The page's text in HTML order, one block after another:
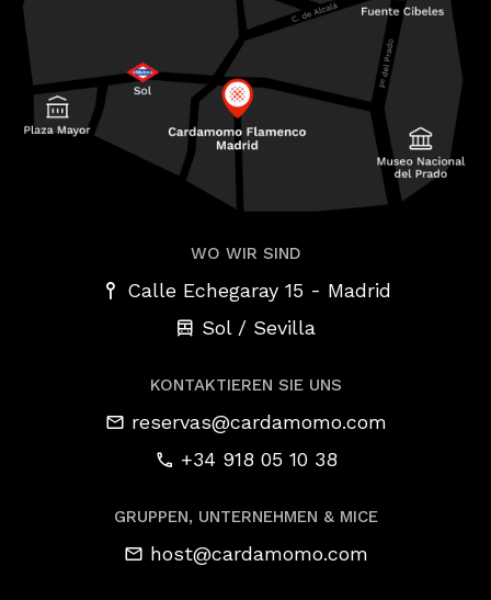
WO WIR SIND
Calle Echegaray 15 - Madrid
Sol / Sevilla
KONTAKTIEREN SIE UNS
reservas@cardamomo.com
+34 918 05 10 38
GRUPPEN, UNTERNEHMEN & MICE
host@cardamomo.com